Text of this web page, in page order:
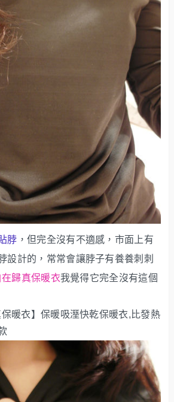
脖 ，但完全沒有不適感，市面上有
設計的，常常會讓脖子有養養刺刺
歸真保暖衣我覺得它完全沒有這個